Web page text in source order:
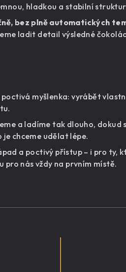
hladkou a stabilní
bez plně automatických
ladit detail výsledné
myšlenka: vyrábět
a ladíme tak dlouho, dokud
chceme udělat lépe.
a poctivý přístup – i pro ty,
pro nás vždy na prvním místě.